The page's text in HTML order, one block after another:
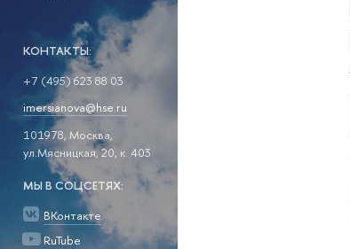
КОНТАКТЫ:
+7 (495) 623 88 03
imersianova@hse.ru
101978, Москва,
ул.Мясницкая, 20, к. 403
МЫ В СОЦСЕТЯХ:
ВКонтакте
RuTube